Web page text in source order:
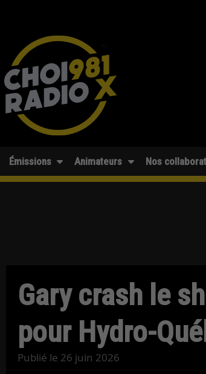
Émissions Animateurs Nos
Gary crash le
pour Hydro-
Publié le 26 juin 2026